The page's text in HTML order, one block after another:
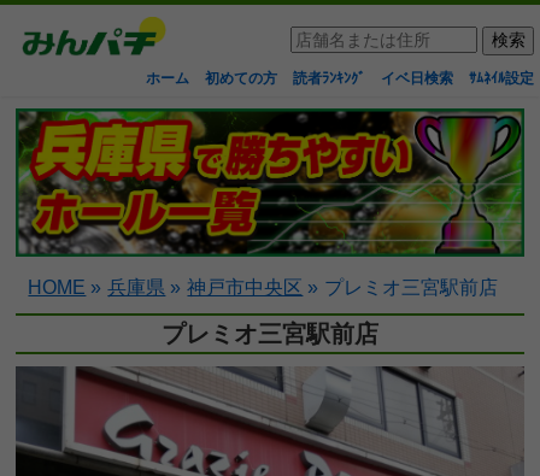
ホーム 初めての方 読者ﾗﾝｷﾝｸﾞ イベ日検索 ｻﾑﾈｲﾙ設定
HOME » 兵庫県 » 神戸市中央区 » プレミオ三宮駅前店
プレミオ三宮駅前店